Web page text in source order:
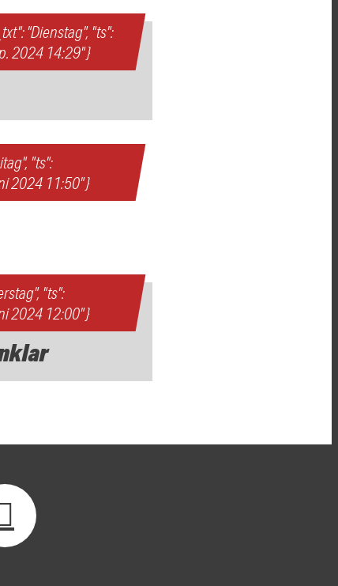
"Dienstag", "ts":
2024 14:29" }
"ts":
2024 11:50" }
"ts":
2024 12:00" }